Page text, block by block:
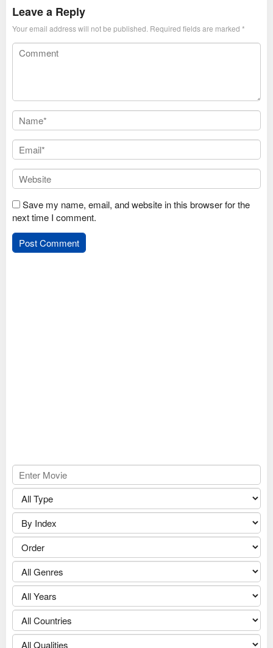
Leave a Reply
Your email address will not be published. Required fields are marked *
Save my name, email, and website in this browser for the
next time I comment.